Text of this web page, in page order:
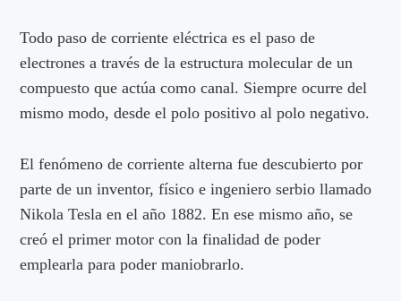
Todo paso de corriente eléctrica es el paso de
electrones a través de la estructura molecular de un
compuesto que actúa como canal. Siempre ocurre del
mismo modo, desde el polo positivo al polo negativo.
El fenómeno de corriente alterna fue descubierto por
parte de un inventor, físico e ingeniero serbio llamado
Nikola Tesla en el año 1882. En ese mismo año, se
creó el primer motor con la finalidad de poder
emplearla para poder maniobrarlo.